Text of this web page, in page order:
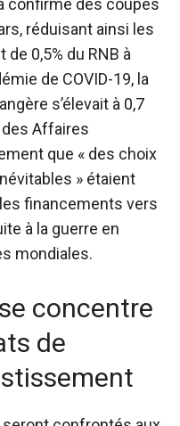
confirmé des coupes
réduisant ainsi les
de 0,5% du RNB à
de COVID-19, la
s’élevait à 0,7
des Affaires
que « des choix
» étaient
financements vers
à la guerre en
mondiales.
concentre
de